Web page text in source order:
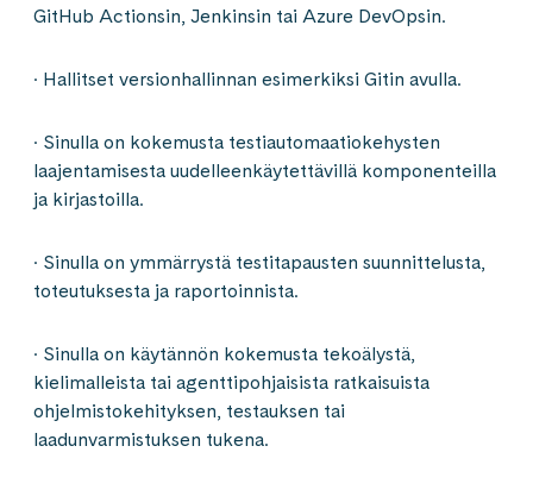
GitHub Actionsin, Jenkinsin tai Azure DevOpsin.
· Hallitset versionhallinnan esimerkiksi Gitin avulla.
· Sinulla on kokemusta testiautomaatiokehysten
laajentamisesta uudelleenkäytettävillä komponenteilla
ja kirjastoilla.
· Sinulla on ymmärrystä testitapausten suunnittelusta,
toteutuksesta ja raportoinnista.
· Sinulla on käytännön kokemusta tekoälystä,
kielimalleista tai agenttipohjaisista ratkaisuista
ohjelmistokehityksen, testauksen tai
laadunvarmistuksen tukena.